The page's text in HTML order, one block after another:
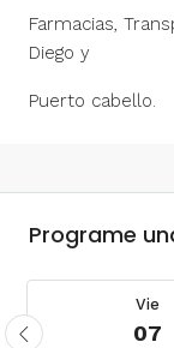
Farmacias,
Diego y
Puerto cabello.
Programe
Vie
07